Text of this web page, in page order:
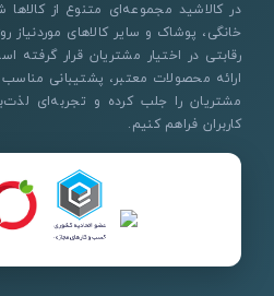
در کالاشید مجموعه‌ای متنوع از
خانگی، پوشاک و سایر کالاهای
رقابتی در اختیار مشتریان قرار گرفته
ارائه محصولات معتبر، پشتیبانی
مشتریان را جلب کرده و تجربه‌ای
کاربران فراهم کنیم.